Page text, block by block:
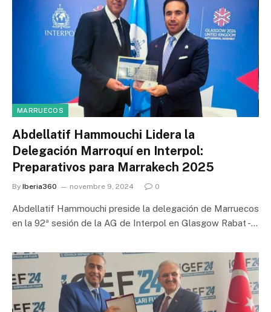
MARRUECOS
Abdellatif Hammouchi Lidera la
Delegación Marroquí en Interpol:
Preparativos para Marrakech 2025
By Iberia360 novembre 9, 2024 0
Abdellatif Hammouchi preside la delegación de Marruecos
en la 92ª sesión de la AG de Interpol en Glasgow Rabat -…